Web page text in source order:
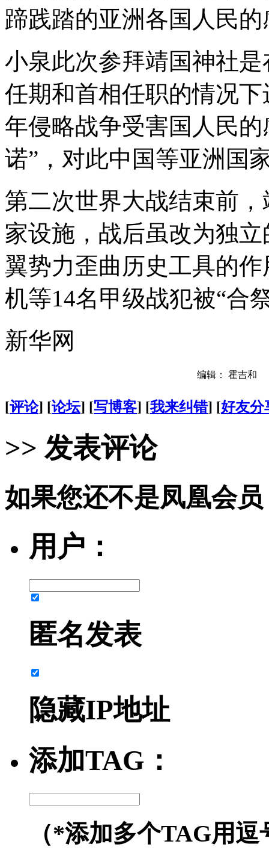
蹄践踏的亚洲各国人民的
小泉此次参拜靖国神社
任期和首相任职的情况
年侵略战争受害国人民
诺”，对此中国等亚洲国
第二次世界大战结束前
家设施，战后虽改为独
翼势力歪曲历史工具的
机等14名甲级战犯被“合
新华网
编辑： 霍吉和
[评论] [论坛] [写博客] [我来纠错] [好友分
>> 发表评论
如果您还不是凤凰会
用户：
匿名发表
隐藏IP地址
添加TAG：
（*添加多个TAG用